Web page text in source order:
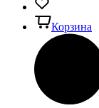
Корзина